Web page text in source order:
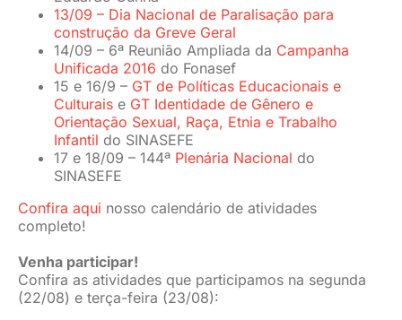
13/09 – Dia Nacional de Paralisação para
construção da Greve Geral
14/09 – 6ª Reunião Ampliada da Campanha
Unificada 2016 do Fonasef
15 e 16/9 – GT de Políticas Educacionais e
Culturaise GT Identidade de Gênero e
Orientação Sexual, Raça, Etnia e Trabalho
Infantil do SINASEFE
17 e 18/09 – 144ª Plenária Nacional do
SINASEFE
Confira aqui nosso calendário de atividades
completo!
Venha participar!
Confira as atividades que participamos na segunda
(22/08) e terça-feira (23/08):